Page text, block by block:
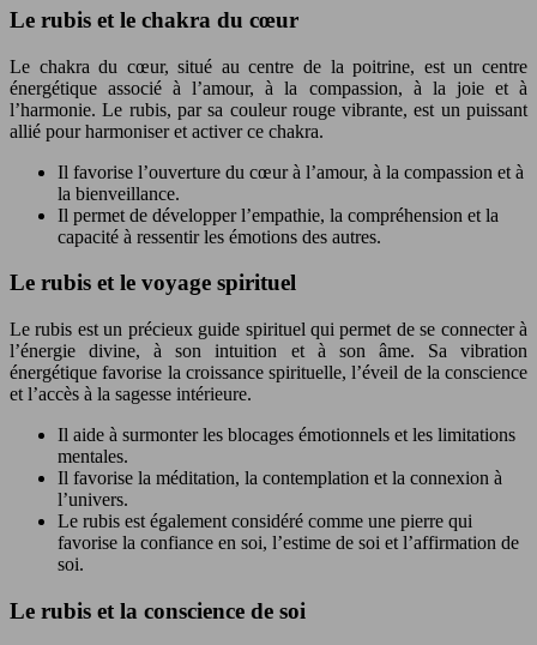
Le rubis et le chakra du cœur
Le chakra du cœur, situé au centre de la poitrine, est un centre
énergétique associé à l’amour, à la compassion, à la joie et à
l’harmonie. Le rubis, par sa couleur rouge vibrante, est un puissant
allié pour harmoniser et activer ce chakra.
Il favorise l’ouverture du cœur à l’amour, à la compassion et à
la bienveillance.
Il permet de développer l’empathie, la compréhension et la
capacité à ressentir les émotions des autres.
Le rubis et le voyage spirituel
Le rubis est un précieux guide spirituel qui permet de se connecter à
l’énergie divine, à son intuition et à son âme. Sa vibration
énergétique favorise la croissance spirituelle, l’éveil de la conscience
et l’accès à la sagesse intérieure.
Il aide à surmonter les blocages émotionnels et les limitations
mentales.
Il favorise la méditation, la contemplation et la connexion à
l’univers.
Le rubis est également considéré comme une pierre qui
favorise la confiance en soi, l’estime de soi et l’affirmation de
soi.
Le rubis et la conscience de soi